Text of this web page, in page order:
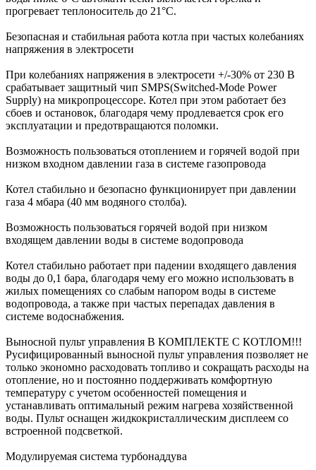
прогревает теплоноситель до 21°С.
Безопасная и стабильная работа котла при частых колебаниях
напряжения в электросети
При колебаниях напряжения в электросети +/-30% от 230 В
срабатывает защитный чип SMPS(Switched-Mode Power
Supply) на микропроцессоре. Котел при этом работает без
сбоев и остановок, благодаря чему продлевается срок его
эксплуатации и предотвращаются поломки.
Возможность пользоваться отоплением и горячей водой при
низком входном давлении газа в системе газопровода
Котел стабильно и безопасно функционирует при давлении
газа 4 мбара (40 мм водяного столба).
Возможность пользоваться горячей водой при низком
входящем давлении воды в системе водопровода
Котел стабильно работает при падении входящего давления
воды до 0,1 бара, благодаря чему его можно использовать в
жилых помещениях со слабым напором воды в системе
водопровода, а также при частых перепадах давления в
системе водоснабжения.
Выносной пульт управления В КОМПЛЕКТЕ С КОТЛОМ!!!
Русифицированный выносной пульт управления позволяет не
только экономно расходовать топливо и сокращать расходы на
отопление, но и постоянно поддерживать комфортную
температуру с учетом особенностей помещения и
устанавливать оптимальный режим нагрева хозяйственной
воды. Пульт оснащен жидкокристаллическим дисплеем со
встроенной подсветкой.
Модулируемая система турбонаддува